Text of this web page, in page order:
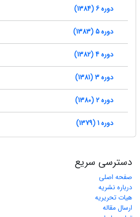
دوره 6 (1384)
دوره 5 (1383)
دوره 4 (1382)
دوره 3 (1381)
دوره 2 (1380)
دوره 1 (1379)
دسترسی سریع
صفحه اصلی
درباره نشریه
هیات تحریریه
ارسال مقاله